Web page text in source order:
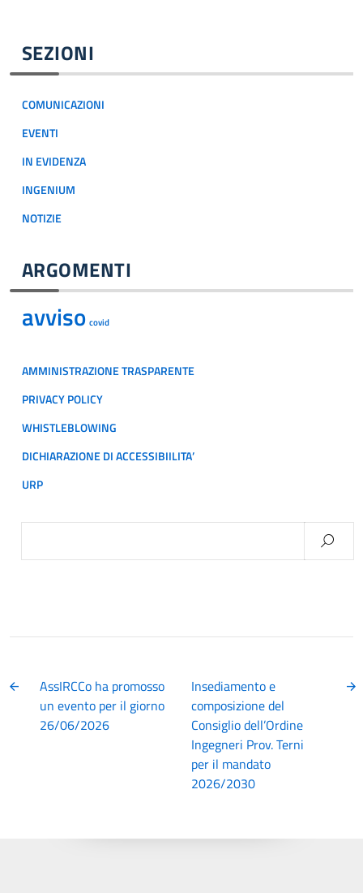
SEZIONI
COMUNICAZIONI
EVENTI
IN EVIDENZA
INGENIUM
NOTIZIE
ARGOMENTI
avviso covid
AMMINISTRAZIONE TRASPARENTE
PRIVACY POLICY
WHISTLEBLOWING
DICHIARAZIONE DI ACCESSIBIILITA’
URP
AssIRCCo ha promosso
un evento per il giorno
26/06/2026
Insediamento e
composizione del
Consiglio dell’Ordine
Ingegneri Prov. Terni
per il mandato
2026/2030